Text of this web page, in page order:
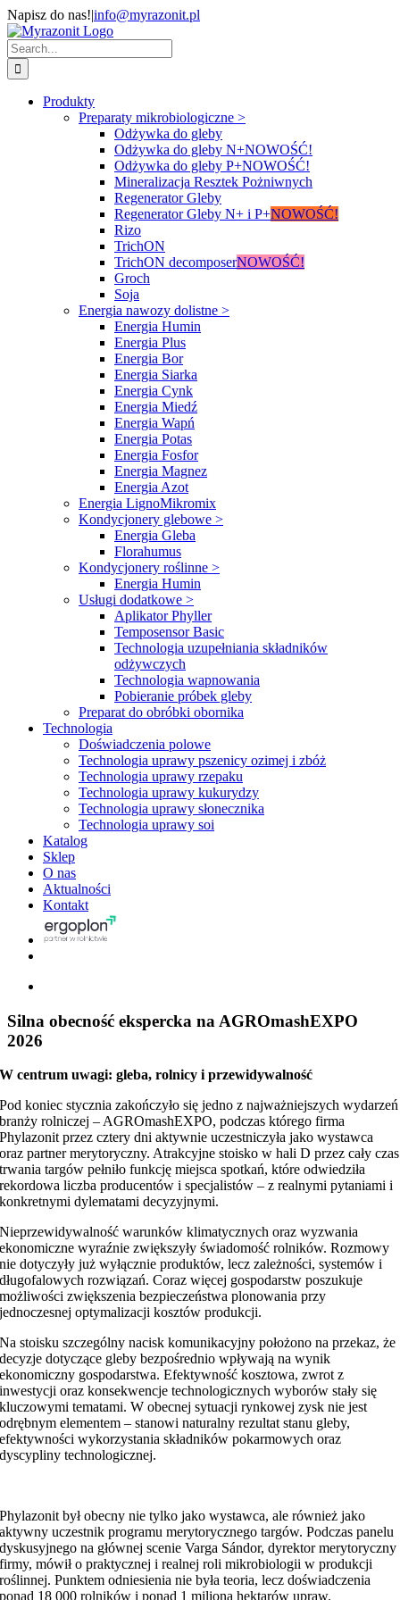
Skip
to
content
Napisz do nas!|info@myrazonit.pl
Facebook
Custom
Search
for:
Produkty
Preparaty mikrobiologiczne >
Odżywka do gleby
Odżywka do gleby N+NOWOŚĆ!
Odżywka do gleby P+NOWOŚĆ!
Mineralizacja Resztek Pożniwnych
Regenerator Gleby
Regenerator Gleby N+ i P+NOWOŚĆ!
Rizo
TrichON
TrichON decomposerNOWOŚĆ!
Groch
Soja
Energia nawozy dolistne >
Energia Humin
Energia Plus
Energia Bor
Energia Siarka
Energia Cynk
Energia Miedź
Energia Wapń
Energia Potas
Energia Fosfor
Energia Magnez
Energia Azot
Energia LignoMikromix
Kondycjonery glebowe >
Energia Gleba
Florahumus
Kondycjonery roślinne >
Energia Humin
Usługi dodatkowe >
Aplikator Phyller
Temposensor Basic
Technologia uzupełniania składników
odżywczych
Technologia wapnowania
Pobieranie próbek gleby
Preparat do obróbki obornika
Technologia
Doświadczenia polowe
Technologia uprawy pszenicy ozimej i zbóż
Technologia uprawy rzepaku
Technologia uprawy kukurydzy
Technologia uprawy słonecznika
Technologia uprawy soi
Katalog
Sklep
O nas
Aktualności
Kontakt
Image
Silna obecność ekspercka na AGROmashEXPO
2026
W centrum uwagi: gleba, rolnicy i przewidywalność
Pod koniec stycznia zakończyło się jedno z najważniejszych wydarzeń
branży rolniczej –AGROmashEXPO, podczas którego firma
Phylazonit przez cztery dni aktywnie uczestniczyła jako wystawca
oraz partner merytoryczny. Atrakcyjne stoisko w hali D przez cały czas
trwania targów pełniło funkcję miejsca spotkań, które odwiedziła
rekordowa liczba producentów i specjalistów – z realnymi pytaniami i
konkretnymi dylematami decyzyjnymi.
Nieprzewidywalność warunków klimatycznych oraz wyzwania
ekonomiczne wyraźnie zwiększyły świadomość rolników. Rozmowy
nie dotyczyły już wyłącznie produktów, lecz zależności, systemów i
długofalowych rozwiązań. Coraz więcej gospodarstw poszukuje
możliwości zwiększenia bezpieczeństwa plonowania przy
jednoczesnej optymalizacji kosztów produkcji.
Na stoisku szczególny nacisk komunikacyjny położono na przekaz, że
decyzje dotyczące gleby bezpośrednio wpływają na wynik
ekonomiczny gospodarstwa. Efektywność kosztowa, zwrot z
inwestycji oraz konsekwencje technologicznych wyborów stały się
kluczowymi tematami. W obecnej sytuacji rynkowej zysk nie jest
odrębnym elementem – stanowi naturalny rezultat stanu gleby,
efektywności wykorzystania składników pokarmowych oraz
dyscypliny technologicznej.
Phylazonit był obecny nie tylko jako wystawca, ale również jako
aktywny uczestnik programu merytorycznego targów. Podczas panelu
dyskusyjnego na głównej scenie Varga Sándor, dyrektor merytoryczny
firmy, mówił o praktycznej i realnej roli mikrobiologii w produkcji
roślinnej. Punktem odniesienia nie była teoria, lecz doświadczenia
ponad 18 000 rolników i ponad 1 miliona hektarów upraw.